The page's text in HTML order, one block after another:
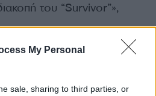
My Personal
sale, sharing to third parties, or
του “Survivor”»,
ΔΙΑΦΗΜΙΣΗ